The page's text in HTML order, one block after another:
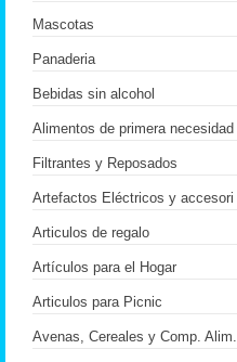
Mascotas
Panaderia
Bebidas sin alcohol
Alimentos de primera necesidad
Filtrantes y Reposados
Artefactos Eléctricos y accesori
Articulos de regalo
Artículos para el Hogar
Articulos para Picnic
Avenas, Cereales y Comp. Alim.